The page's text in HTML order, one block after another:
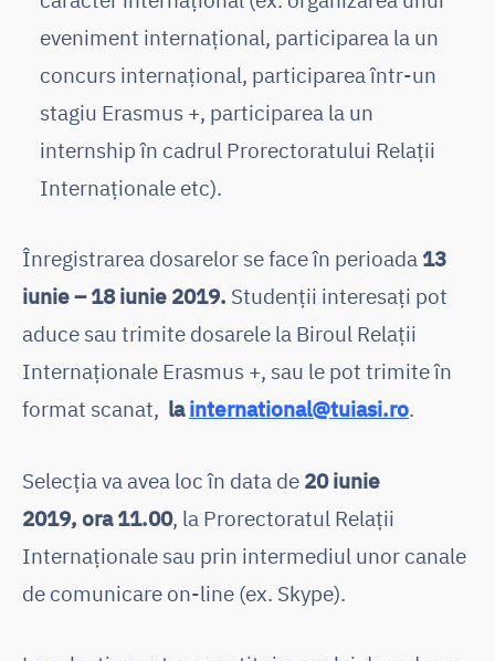
eveniment internațional, participarea la un
concurs internațional, participarea într-un
stagiu Erasmus +, participarea la un
internship în cadrul Prorectoratului Relații
Internaționale etc).
Înregistrarea dosarelor se face în perioada 13
iunie – 18 iunie 2019. Studenții interesați pot
aduce sau trimite dosarele la Biroul Relații
Internaționale Erasmus +, sau le pot trimite în
format scanat, lainternational@tuiasi.ro.
Selecția va avea loc în data de 20 iunie
2019, ora 11.00, la Prorectoratul Relații
Internaționale sau prin intermediul unor canale
de comunicare on-line (ex. Skype).